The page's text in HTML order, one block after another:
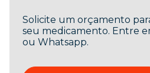
Solicite um orçamento
seu medicamento. Entre
ou Whatsapp.